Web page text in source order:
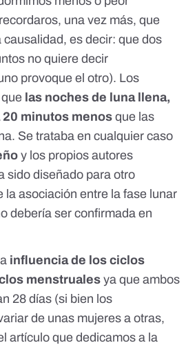
una vez más, que
causalidad, es decir: que dos
no quiere decir
provoque el otro). Los
las noches de luna llena,
minutos menos que las
Se trataba en cualquier caso
y los propios autores
sido diseñado para otro
la asociación entre la fase lunar
debería ser confirmada en
influencia de los ciclos
menstruales ya que ambos
28 días (si bien los
de unas mujeres a otras,
artículo que dedicamos a la